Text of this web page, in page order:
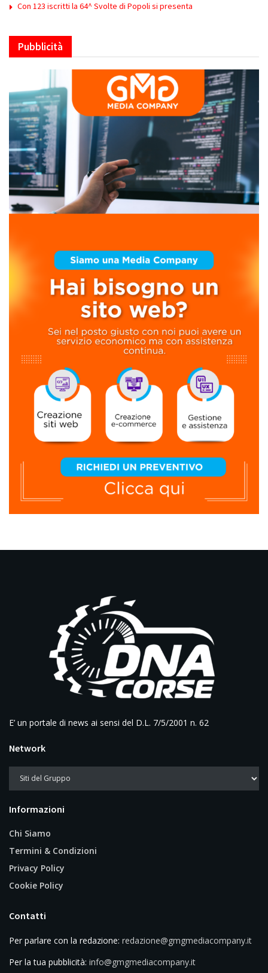
Con 123 iscritti la 64^ Svolte di Popoli si presenta
Pubblicità
E’ un portale di news ai sensi del D.L. 7/5/2001 n. 62
Network
Informazioni
Chi Siamo
Termini & Condizioni
Privacy Policy
Cookie Policy
Contatti
Per parlare con la redazione: redazione@gmgmediacompany.it
Per la tua pubblicità: info@gmgmediacompany.it